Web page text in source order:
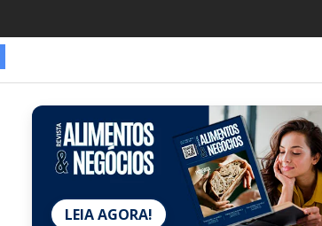
LEIA AGORA!